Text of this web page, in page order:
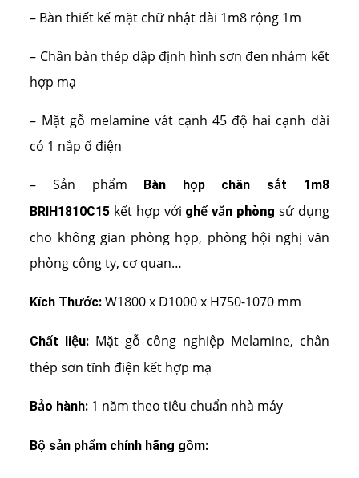
– Bàn thiết kế mặt chữ nhật dài 1m8 rộng 1m
– Chân bàn thép dập định hình sơn đen nhám kết
hợp mạ
– Mặt gỗ melamine vát cạnh 45 độ hai cạnh dài
có 1 nắp ổ điện
– Sản phẩm
Bàn họp chân sắt 1m8
BRIH1810C15 kết hợp với ghế văn phòng sử dụng
cho không gian phòng họp, phòng hội nghị văn
phòng công ty, cơ quan…
Kích Thước: W1800 x D1000 x H750-1070 mm
Chất liệu: Mặt gỗ công nghiệp Melamine, chân
thép sơn tĩnh điện kết hợp mạ
Bảo hành: 1 năm theo tiêu chuẩn nhà máy
Bộ sản phẩm chính hãng gồm: